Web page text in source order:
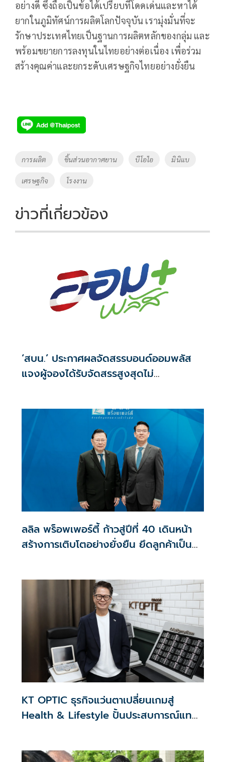
อย่างดี ซึ่งถือเป็นข้อได้เปรียบที่โดดเด่นและหาได้
ยากในภูมิทัศน์การผลิตโลกปัจจุบัน เรามุ่งมั่นที่จะ
รักษาประเทศไทยเป็นฐานการผลิตหลักของกลุ่ม และ
พร้อมขยายการลงทุนในไทยอย่างต่อเนื่อง เพื่อร่วม
สร้างคุณค่าและยกระดับเศรษฐกิจไทยอย่างยั่งยืน
Tags
การผลิต ชิ้นส่วนอากาศยาน บีโอไอ มินิแบ
เศรษฐกิจ โรงงาน
ข่าวที่เกี่ยวข้อง
‘สบน.’ ประกาศผลจัดสรรบอนด์ออมพลัส
แจงผู้จองได้รับจัดสรรสูงสุดไม่
ลลิล พร็อพเพอร์ตี้ ก้าวสู่ปีที่ 40 เดินหน้า
สร้างการเติบโตอย่างยั่งยืน ยึดลูกค้าเป็น
KT OPTIC ธุรกิจแว่นตาเปลี่ยนเกมสู่
Health & Lifestyle ปั้นประสบการณ์แทน